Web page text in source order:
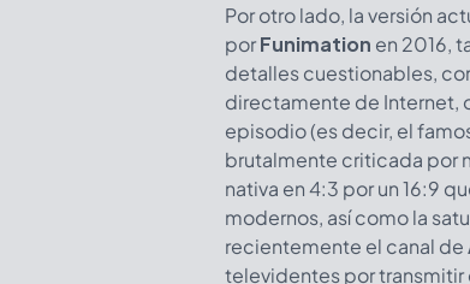
Por otro lado, la versión
porFunimation en 2016,
detalles cuestionables,
directamente de Internet,
episodio (es decir, el
brutalmente criticada por
nativa en 4:3 por un 16:9
modernos, así como la
recientemente el canal de
televidentes por transmitir